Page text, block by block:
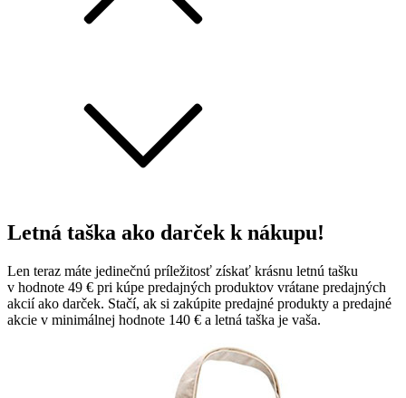
Letná taška ako darček k nákupu!
Len teraz máte jedinečnú príležitosť získať krásnu letnú tašku
v hodnote 49 € pri kúpe predajných produktov vrátane predajných
akcií ako darček. Stačí, ak si zakúpite predajné produkty a predajné
akcie v minimálnej hodnote 140 € a letná taška je vaša.